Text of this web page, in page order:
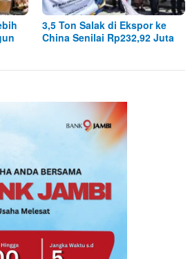
3,5 Ton Salak di Ekspor ke
China Senilai Rp232,92 Juta